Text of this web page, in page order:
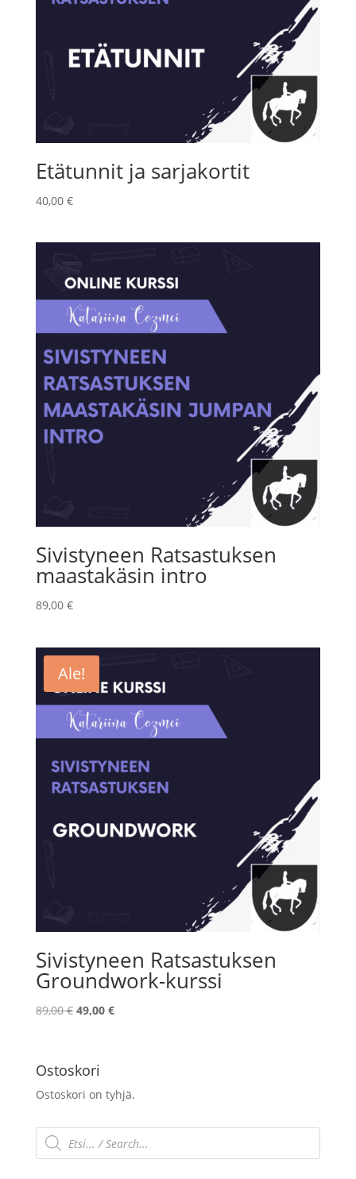
Etätunnit ja sarjakortit
40,00 €
Sivistyneen Ratsastuksen
maastakäsin intro
89,00 €
Ale!
Sivistyneen Ratsastuksen
Groundwork-kurssi
89,00€ Alkuperäinen
89,00 €.
49,00 €Nykyinen
Ostoskori
Ostoskori on tyhjä.
Products
search